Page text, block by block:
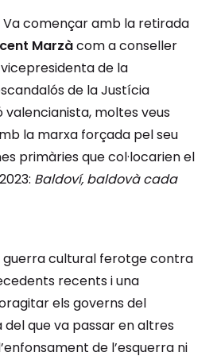
Va començar amb la retirada
Marzàcom a conseller
de la
de la Justícia
moltes veus
la marxa forçada pel seu
primàries que col·locarien el
Baldoví, baldovà cada
guerra cultural ferotge contra
recents i una
els governs del
que va passar en altres
de l’esquerra ni